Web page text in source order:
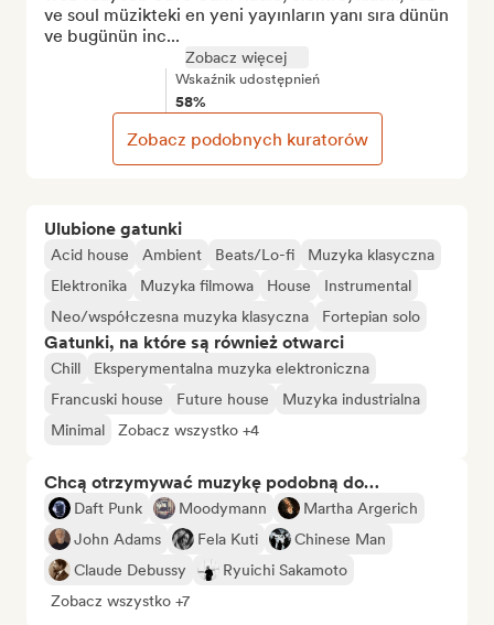
Ulubione gatunki
Acid house Ambient Beats/Lo-fi
Muzyka klasyczna
Elektronika
Muzyka filmowa House
Instrumental
Neo/współczesna muzyka klasyczna
Fortepian solo
Gatunki, na które są również otwarci
Chill
Eksperymentalna muzyka elektroniczna
Francuski house
Future house
Muzyka industrialna
Minimal
Zobacz wszystko +4
Chcą otrzymywać muzykę podobną do…
Daft Punk Moodymann
Martha Argerich
John Adams
Fela Kuti
Chinese Man
Claude Debussy
Ryuichi Sakamoto
Zobacz wszystko +7
ve soul müzikteki en yeni yayınların yanı sıra dünün
ve bugünün inc...
Zobacz więcej
Wskaźnik udostępnień
58%
Zobacz podobnych kuratorów